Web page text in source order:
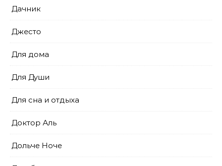
Дачник
Джесто
Для дома
Для Души
Для сна и отдыха
Доктор Аль
Дольче Ноче